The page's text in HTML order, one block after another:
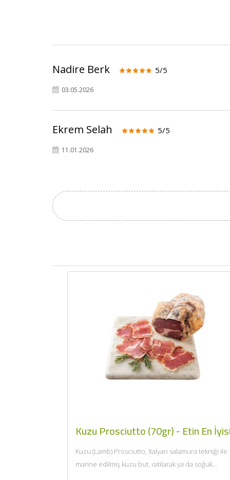
Nadire Berk 5/5
03.05.2026
Ekrem Selah 5/5
11.01.2026
Kuzu Prosciutto (70gr) - Etin En İyisi
Kuzu (Lamb) Prosciutto, İtalyan salamura tekniği ile
marine edilmiş kuzu but, ısıtılarak ya da soğuk